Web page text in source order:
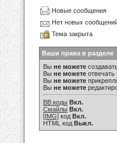
Новые сообщения
Нет новых
Тема закрыта
Ваши права в разделе
Вы не можете
Вы не можете
Вы не можете
Вы не можете
BB коды Вкл.
Смайлы Вкл.
[IMG] код Вкл.
HTML код Выкл.